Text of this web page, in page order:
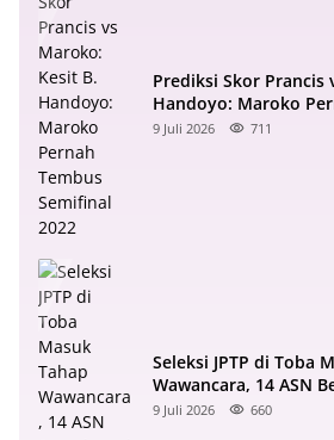
Prediksi Skor Prancis
Handoyo: Maroko
Semifinal 2022
9 Juli 2026 711
Seleksi JPTP di Toba
Wawancara, 14 ASN
Strategis
9 Juli 2026 660